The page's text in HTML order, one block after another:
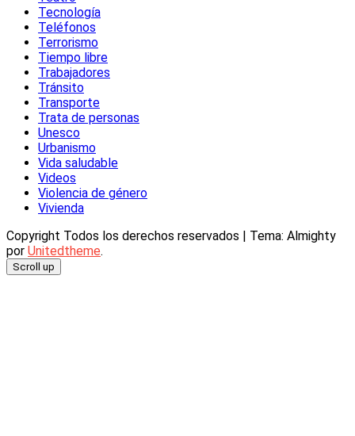
Tecnología
Teléfonos
Terrorismo
Tiempo libre
Trabajadores
Tránsito
Transporte
Trata de personas
Unesco
Urbanismo
Vida saludable
Videos
Violencia de género
Vivienda
Copyright Todos los derechos reservados
Tema: Almighty
por Unitedtheme.
Scroll up